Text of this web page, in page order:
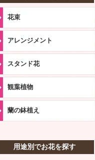
花束
アレンジメント
スタンド花
観葉植物
蘭の鉢植え
用途別でお花を探す